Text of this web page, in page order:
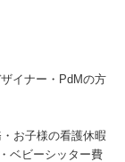
イナー・PdMの方
お子様の看護休暇
ベビーシッター費